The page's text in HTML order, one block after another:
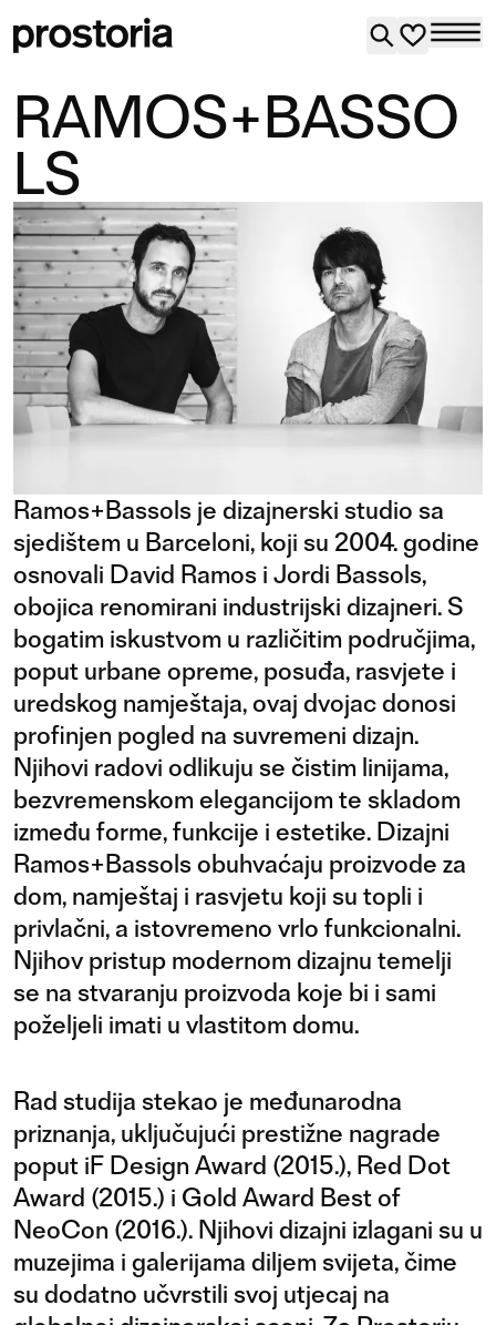
RAMOS+BASSO
LS
Ramos+Bassols je dizajnerski studio sa
sjedištem u Barceloni, koji su 2004. godine
osnovali David Ramos i Jordi Bassols,
obojica renomirani industrijski dizajneri. S
bogatim iskustvom u različitim područjima,
poput urbane opreme, posuđa, rasvjete i
uredskog namještaja, ovaj dvojac donosi
profinjen pogled na suvremeni dizajn.
Njihovi radovi odlikuju se čistim linijama,
bezvremenskom elegancijom te skladom
između forme, funkcije i estetike. Dizajni
Ramos+Bassols obuhvaćaju proizvode za
dom, namještaj i rasvjetu koji su topli i
privlačni, a istovremeno vrlo funkcionalni.
Njihov pristup modernom dizajnu temelji
se na stvaranju proizvoda koje bi i sami
poželjeli imati u vlastitom domu.
Rad studija stekao je međunarodna
priznanja, uključujući prestižne nagrade
poput iF Design Award (2015.), Red Dot
Award (2015.) i Gold Award Best of
NeoCon (2016.). Njihovi dizajni izlagani su u
muzejima i galerijama diljem svijeta, čime
su dodatno učvrstili svoj utjecaj na